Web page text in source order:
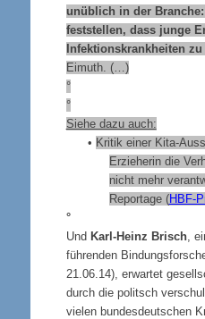
unüblich in der
feststellen, dass junge
Infektionskrankheiten zu
Eimuth. (…)
°
°
Siehe dazu auch:
• Kritik einer Kita-
Erzieherin die
nicht mehr
Reportage (HBF-
°
Und Karl-Heinz Brisch,
führenden
21.06.14), erwartet
durch die politsch
vielen bundesdeutschen